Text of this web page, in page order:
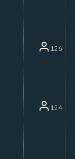
126
124